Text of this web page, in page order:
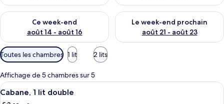
Ce week-end
août 14 - août 16
Vérifier la disponibilité pour ce week-end août 14 - août 16
Le week-end prochain
août 21 - août 23
Vérifier la disponibilité pour
Filtres
disponibles
pour
les
chambres
Toutes les chambres 1 lit 2 lits
Affichage de 5 chambres sur 5
Afficher
toutes
Une chambre d’hôtel avec un lit en
1
Cabane, 1 lit double